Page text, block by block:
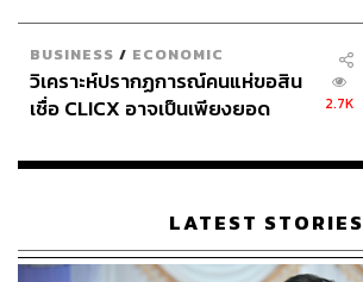
BUSINESS / ECONOMIC
วิเคราะห์ปรากฏการณ์คนแห่ขอสิน
เชื่อ CLICX อาจเป็นเพียงยอด
เรือนไทยที่ถูกซุกไว้
2.7K
LATEST STORIES